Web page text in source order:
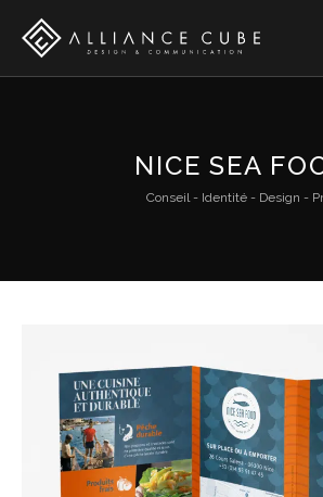
NICE SEA
Conseil - Identité - Design -